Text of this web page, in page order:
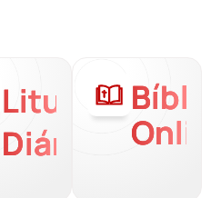
Liturgia
Diária